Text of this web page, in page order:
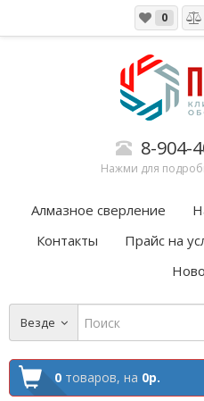
0
8-904-
Нажми для
Алмазное сверление
Контакты
Прайс на
Везде
0 товаров, на 0р.